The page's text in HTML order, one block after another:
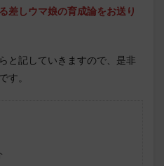
差しウマ娘の育成論をお送り
と記していきますので、是非
す。